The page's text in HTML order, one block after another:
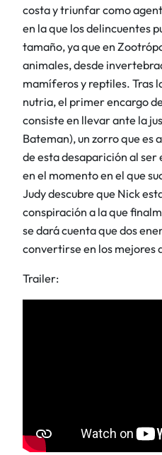
costa y triunfar como
en la que los delincuentes
tamaño, ya que en
animales, desde
mamíferos y reptiles. Tras
nutria, el primer encargo
consiste en llevar ante la
Bateman), un zorro que es
de esta desaparición al ser
en el momento en el que
Judy descubre que Nick
conspiración a la que
se dará cuenta que dos
convertirse en los mejores
Trailer: